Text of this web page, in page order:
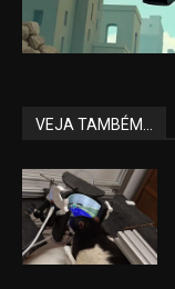
VEJA TAMBÉM...